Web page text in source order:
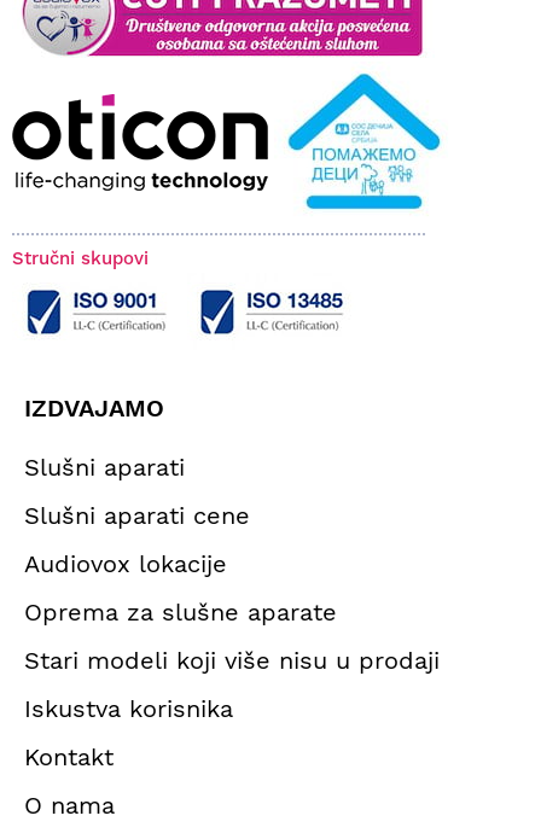
Stručni skupovi
IZDVAJAMO
Slušni aparati
Slušni aparati cene
Audiovox lokacije
Oprema za slušne aparate
Stari modeli koji više nisu u prodaji
Iskustva korisnika
Kontakt
O nama